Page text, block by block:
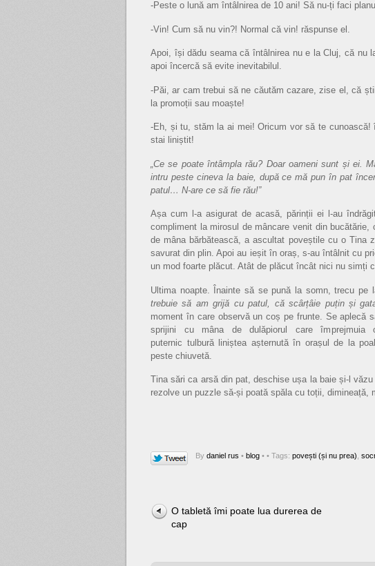
-Peste o lună am întâlnirea de 10 ani! Să nu-ți faci
-Vin! Cum să nu vin?! Normal că vin! răspunse el.
Apoi, își dădu seama că întâlnirea nu e la Cluj, că nu
apoi încercă să evite inevitabilul.
-Păi, ar cam trebui să ne căutăm cazare, zise el, că
la promoții sau moaște!
-Eh, și tu, stăm la ai mei! Oricum vor să te
stai liniștit!
„Ce se poate întâmpla rău? Doar oameni sunt și ei.
intru peste cineva la baie, după ce mă pun în pat
patul… N-are ce să fie rău!”
Așa cum l-a asigurat de acasă, părinții ei l-au
compliment la mirosul de mâncare venit din
de mâna bărbătească, a ascultat poveștile cu o Tina
savurat din plin. Apoi au ieșit în oraș, s-au întâlnit cu
un mod foarte plăcut. Atât de plăcut încât nici nu simți
Ultima noapte. Înainte să se pună la somn, trecu pe
trebuie să am grijă cu patul, că scârțâie puțin și
moment în care observă un coș pe frunte. Se aplecă
sprijini cu mâna de dulăpiorul care împrejmuia
puternic tulbură liniștea așternută în orașul de la
peste chiuvetă.
Tina sări ca arsă din pat, deschise ușa la baie și-l
rezolve un puzzle să-și poată spăla cu toții, dimineață,
By daniel rus • blog • • Tags: povești (și nu prea)
O tabletă îmi poate lua durerea de
cap